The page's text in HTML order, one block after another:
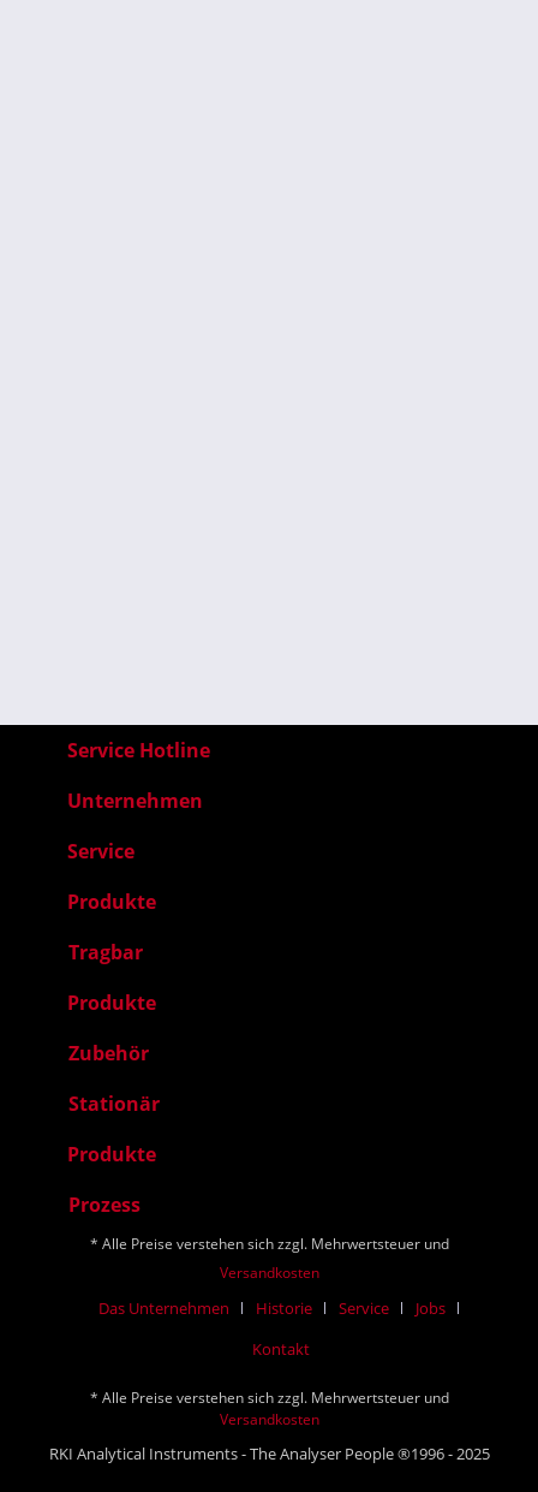
Service Hotline
Unternehmen
Service
Produkte
Tragbar
Produkte
Zubehör
Stationär
Produkte
Prozess
* Alle Preise verstehen sich zzgl. Mehrwertsteuer und
Versandkosten
Das Unternehmen Historie Service
Jobs
Kontakt
* Alle Preise verstehen sich zzgl. Mehrwertsteuer und
Versandkosten
RKI Analytical Instruments - The Analyser People ®1996 - 2025